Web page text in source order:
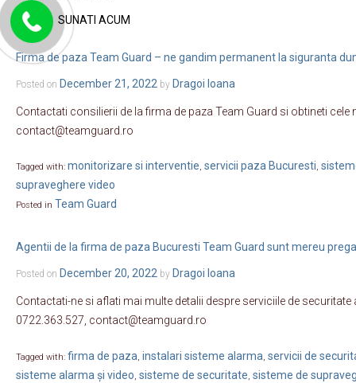
Yearly Archives:2022
Firma de paza Team Guard – ne gandim permanent la siguranta
Posted on December 21, 2022 by Dragoi Ioana
Contactati consilierii de la firma de paza Team Guard si obtineti cele
contact@teamguard.ro
Tagged with: monitorizare si interventie, servicii paza Bucuresti,
supraveghere video
Posted in Team Guard
Agentii de la firma de paza Bucuresti Team Guard sunt mereu
Posted on December 20, 2022 by Dragoi Ioana
Contactati-ne si aflati mai multe detalii despre serviciile de securitate
0722.363.527, contact@teamguard.ro
Tagged with: firma de paza, instalari sisteme alarma, servicii de
sisteme alarma și video, sisteme de securitate, sisteme de
SUNATI ACUM